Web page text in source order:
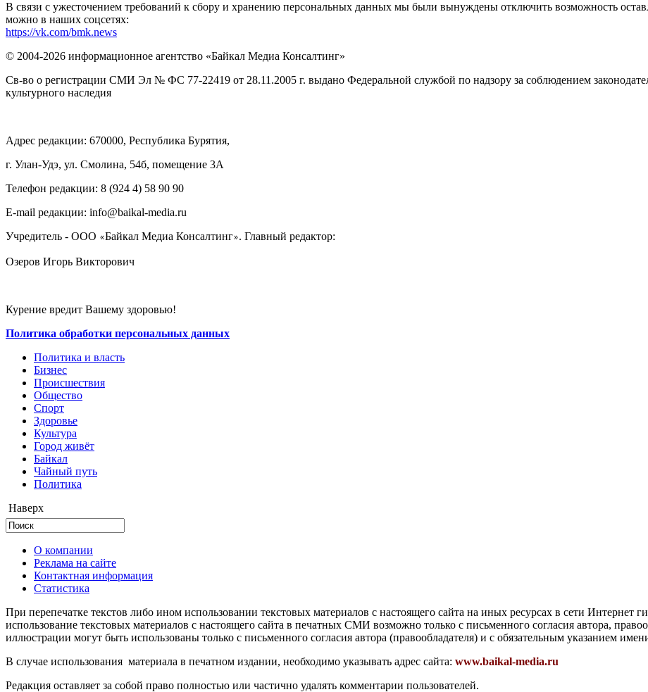
В связи с ужесточением требований к сбору и хранению персональных данных мы были вынуждены отключить возможность
можно в наших соцсетях:
https://vk.com/bmk.news
© 2004-2026 информационное агентство «Байкал Медиа Консалтинг»
Св-во о регистрации СМИ Эл № ФС 77-22419 от 28.11.2005 г. выдано Федеральной службой по надзору за соблюдением
культурного наследия
Адрес редакции: 670000, Республика Бурятия,
г. Улан-Удэ, ул. Смолина, 54б, помещение 3А
Телефон редакции: ‎‎8 (924 4) 58 90 90
E-mail редакции: info@baikal-media.ru
Учредитель - ООО «Байкал Медиа Консалтинг». Главный редактор:
Озеров Игорь Викторович
Курение вредит Вашему здоровью!
Политика обработки персональных данных
Политика и власть
Бизнес
Происшествия
Общество
Cпорт
Здоровье
Культура
Город живёт
Байкал
Чайный путь
Политика
Наверх
О компании
Реклама на сайте
Контактная информация
Статистика
При перепечатке текстов либо ином использовании текстовых материалов с настоящего сайта на иных ресурсах в сети Интернет
использование текстовых материалов с настоящего сайта в печатных СМИ возможно только с письменного согласия автора,
иллюстрации могут быть использованы только с письменного согласия автора (правообладателя) и с обязательным указанием
В случае использования материала в печатном издании, необходимо указывать адрес сайта: www.baikal-media.ru
Редакция оставляет за собой право полностью или частично удалять комментарии пользователей.